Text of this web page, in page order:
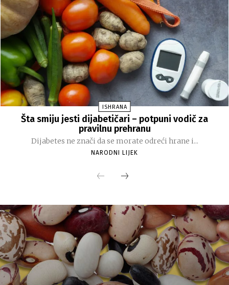
ISHRANA
Šta smiju jesti dijabetičari – potpuni vodič za
pravilnu prehranu
Dijabetes ne znači da se morate odreći hrane i...
NARODNI LIJEK